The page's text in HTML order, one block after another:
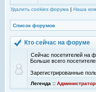
Удалить cookies форума | Наша
Список форумов
Кто сейчас на форуме
Сейчас посетителей на
Больше всего
Зарегистрированные
Легенда ::